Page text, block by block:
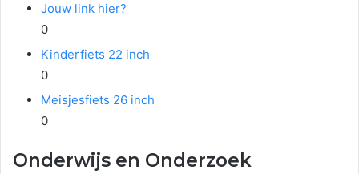
Jouw link hier?
0
Kinderfiets 22 inch
0
Meisjesfiets 26 inch
0
Onderwijs en Onderzoek